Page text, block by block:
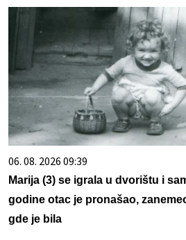
06. 08. 2026 09:39
Marija (3) se igrala u dvorištu i
godine otac je pronašao,
gde je bila